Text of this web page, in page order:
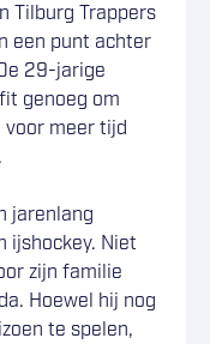
Tilburg Trappers
een punt achter
29-jarige
genoeg om
voor meer tijd
jarenlang
ijshockey. Niet
zijn familie
Hoewel hij nog
te spelen,